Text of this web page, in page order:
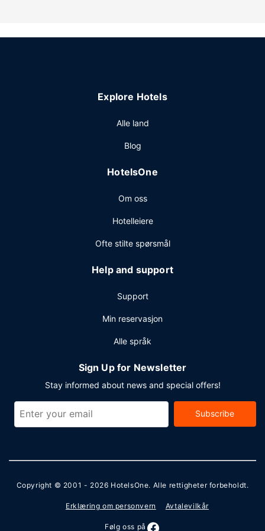
Explore Hotels
Alle land
Blog
HotelsOne
Om oss
Hotelleiere
Ofte stilte spørsmål
Help and support
Support
Min reservasjon
Alle språk
Sign Up for Newsletter
Stay informed about news and special offers!
Subscribe
Copyright © 2001 - 2026 HotelsOne. Alle rettigheter forbeholdt.
Erklæring om personvern Avtalevilkår
Følg oss på